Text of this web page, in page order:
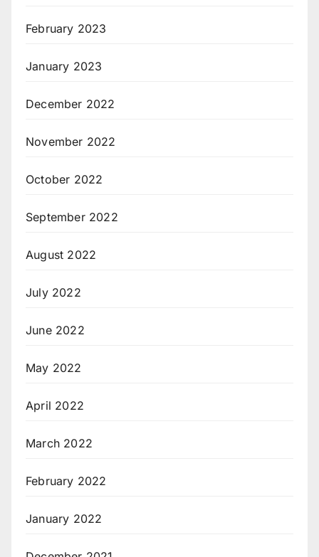
February 2023
January 2023
December 2022
November 2022
October 2022
September 2022
August 2022
July 2022
June 2022
May 2022
April 2022
March 2022
February 2022
January 2022